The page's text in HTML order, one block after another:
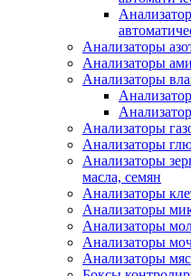
Анализаторы
Анализаторы
Анализаторы
Анализаторы
Анализаторы
Анализаторы
масла, семян
Анализаторы
Анализаторы
Анализаторы
Анализаторы
Анализаторы